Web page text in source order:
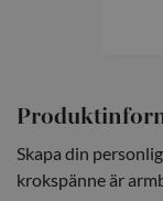
Skapa din
krokspänne är